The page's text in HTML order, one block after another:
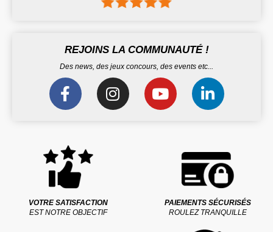
REJOINS LA COMMUNAUTÉ !
Des news, des jeux concours, des events etc...
VOTRE SATISFACTION
EST NOTRE OBJECTIF
PAIEMENTS SÉCURISÉS
ROULEZ TRANQUILLE